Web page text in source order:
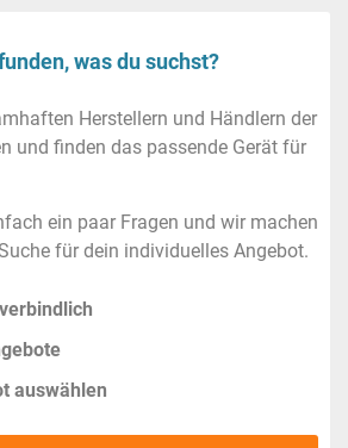
was du suchst?
Herstellern und Händlern der
und finden das passende Gerät für
ein paar Fragen und wir machen
für dein individuelles Angebot.
auswählen